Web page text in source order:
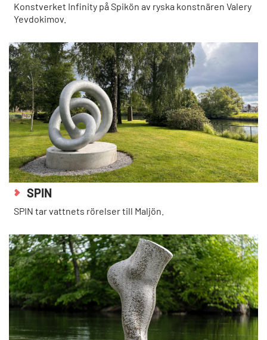
Konstverket Infinity på Spikön av ryska konstnären Valery
Yevdokimov.
SPIN
SPIN tar vattnets rörelser till Maljön.